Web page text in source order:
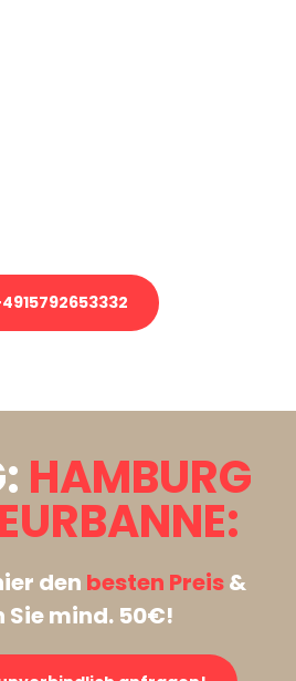
HAMBURG
den besten Preis&
Sie mind. 50€!